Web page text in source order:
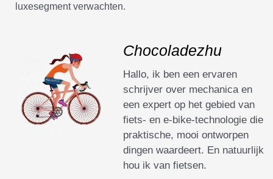
luxesegment verwachten.
Chocoladezhu
Hallo, ik ben een ervaren
schrijver over mechanica en
een expert op het gebied van
fiets- en e-bike-technologie die
praktische, mooi ontworpen
dingen waardeert. En natuurlijk
hou ik van fietsen.